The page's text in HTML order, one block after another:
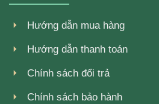
Hướng dẫn mua hàng
Hướng dẫn thanh toán
Chính sách đổi trả
Chính sách bảo hành